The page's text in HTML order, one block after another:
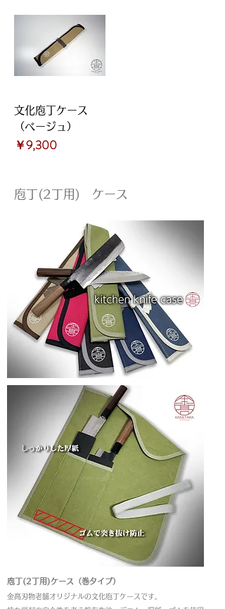
文化庖丁ケース
（ベージュ）
価格
￥9,300
庖丁(2丁用) ケース
庖丁(2丁用)ケース（巻タイプ）
金高刃物老舗オリジナルの文化庖丁ケース です。